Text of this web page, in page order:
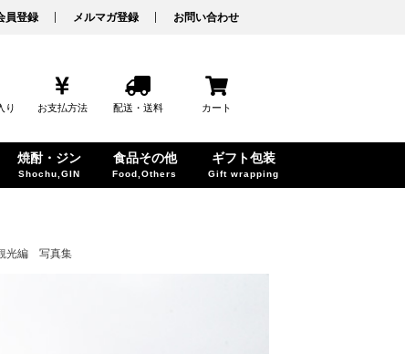
員登録 メルマガ登録 お問い合わせ
り お支払方法 配送・送料 カート
焼酎・ジン
Shochu,GIN
食品その他
Food,Others
ギフト包装
Gift wrapping
光編 写真集